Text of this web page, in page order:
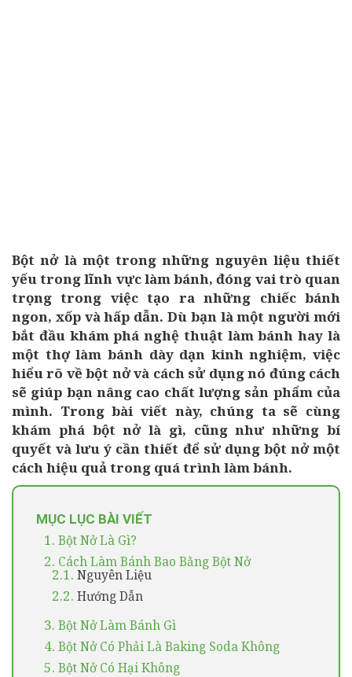
Bột nở là một trong những nguyên liệu thiết
yếu trong lĩnh vực làm bánh, đóng vai trò quan
trọng trong việc tạo ra những chiếc bánh
ngon, xốp và hấp dẫn. Dù bạn là một người mới
bắt đầu khám phá nghệ thuật làm bánh hay là
một thợ làm bánh dày dạn kinh nghiệm, việc
hiểu rõ về bột nở và cách sử dụng nó đúng cách
sẽ giúp bạn nâng cao chất lượng sản phẩm của
mình. Trong bài viết này, chúng ta sẽ cùng
khám phá bột nở là gì, cũng như những bí
quyết và lưu ý cần thiết để sử dụng bột nở một
cách hiệu quả trong quá trình làm bánh.
MỤC LỤC BÀI VIẾT
1. Bột Nở Là Gì?
2. Cách Làm Bánh Bao Bằng Bột Nở
2.1. Nguyên Liệu
2.2. Hướng Dẫn
3. Bột Nở Làm Bánh Gì
4. Bột Nở Có Phải Là Baking Soda Không
5. Bột Nở Có Hại Không